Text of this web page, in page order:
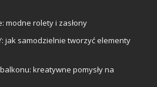
modne rolety i zasłony
jak samodzielnie tworzyć elementy
kreatywne pomysły na